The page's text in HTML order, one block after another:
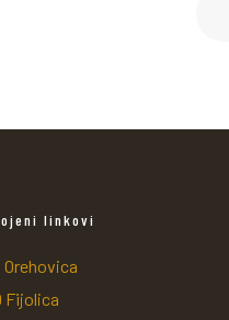
linkovi
Orehovica
Fijolica